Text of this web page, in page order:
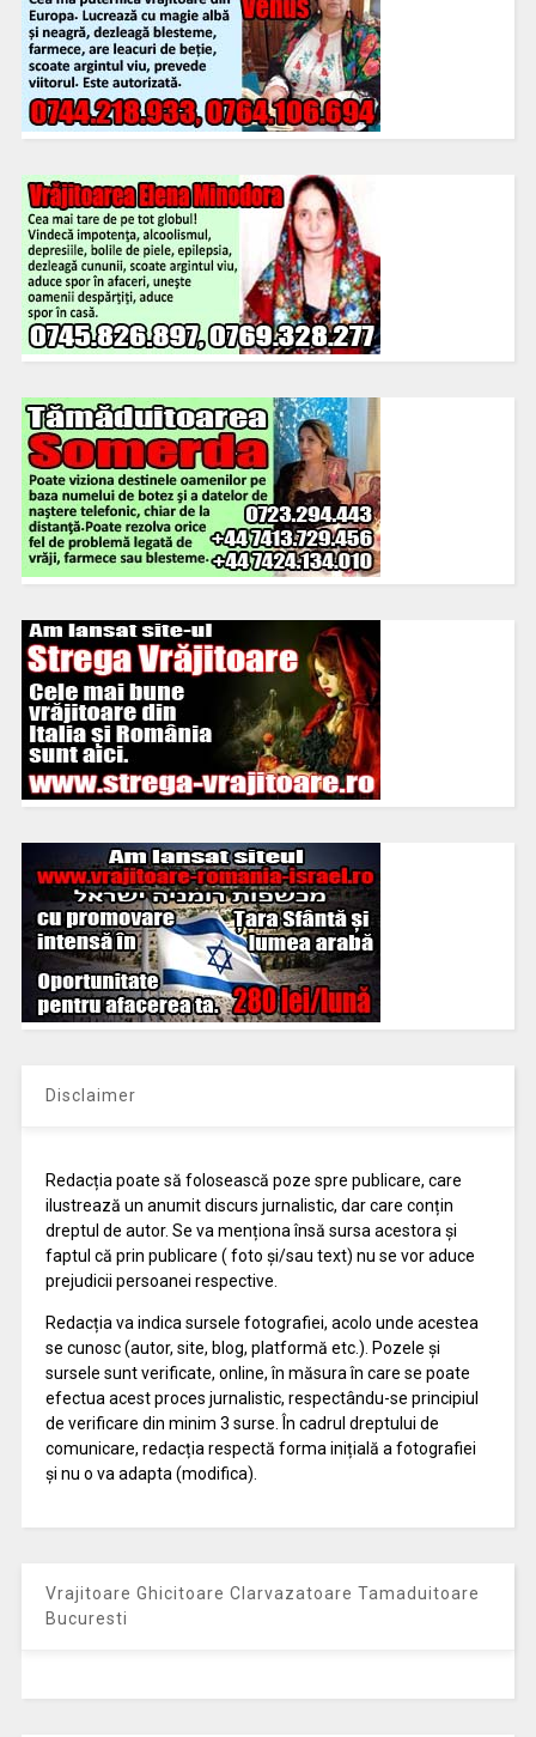
Disclaimer
Redacția poate să folosească poze spre publicare, care
ilustrează un anumit discurs jurnalistic, dar care conțin
dreptul de autor. Se va menționa însă sursa acestora și
faptul că prin publicare ( foto și/sau text) nu se vor aduce
prejudicii persoanei respective.
Redacția va indica sursele fotografiei, acolo unde acestea
se cunosc (autor, site, blog, platformă etc.). Pozele și
sursele sunt verificate, online, în măsura în care se poate
efectua acest proces jurnalistic, respectându-se principiul
de verificare din minim 3 surse. În cadrul dreptului de
comunicare, redacția respectă forma inițială a fotografiei
și nu o va adapta (modifica).
Vrajitoare Ghicitoare Clarvazatoare Tamaduitoare
Bucuresti